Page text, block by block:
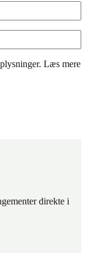
Læs mere
direkte i